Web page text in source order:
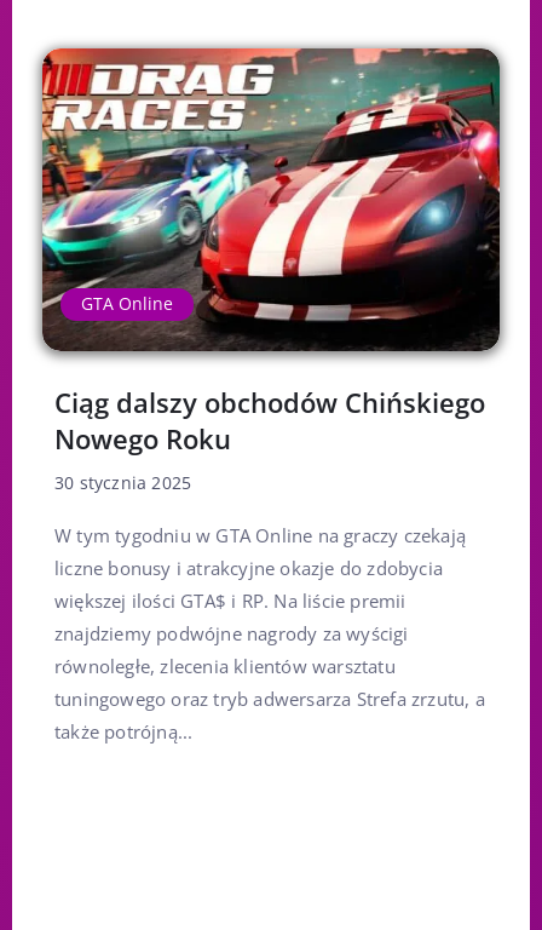
GTA Online
Ciąg dalszy obchodów Chińskiego
Nowego Roku
30 stycznia 2025
W tym tygodniu w GTA Online na graczy czekają
liczne bonusy i atrakcyjne okazje do zdobycia
większej ilości GTA$ i RP. Na liście premii
znajdziemy podwójne nagrody za wyścigi
równoległe, zlecenia klientów warsztatu
tuningowego oraz tryb adwersarza Strefa zrzutu, a
także potrójną...